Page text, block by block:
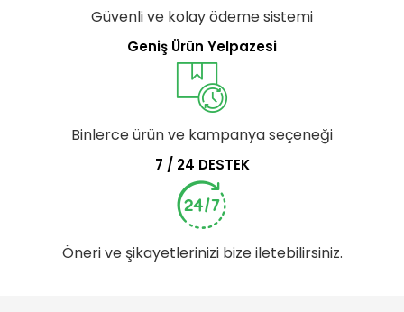
Güvenli ve kolay ödeme sistemi
Geniş Ürün Yelpazesi
Binlerce ürün ve kampanya seçeneği
7 / 24 DESTEK
Öneri ve şikayetlerinizi bize iletebilirsiniz.